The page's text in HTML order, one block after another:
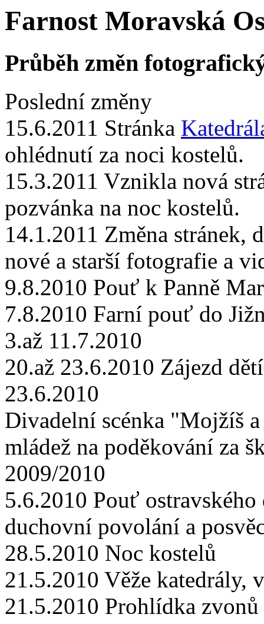
Farnost Moravská
Průběh změn
Poslední změny
15.6.2011 Stránka
ohlédnutí za noci kostelů.
15.3.2011 Vznikla nová
pozvánka na noc kostelů.
14.1.2011 Změna stránek,
nové a starší fotografie a
9.8.2010 Pouť k Panně
7.8.2010 Farní pouť do
3.až 11.7.2010
20.až 23.6.2010 Zájezd
23.6.2010
Divadelní scénka "Mojžíš
mládež na poděkování za
2009/2010
5.6.2010 Pouť
duchovní povolání a
28.5.2010 Noc kostelů
21.5.2010 Věže katedrály,
21.5.2010 Prohlídka